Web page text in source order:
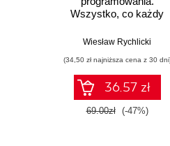
Wszystko, co każdy
powinien
Wiesław Rychlicki
(34,50 zł najniższa cena z 30
36.57 zł
69.00zł (-47%)